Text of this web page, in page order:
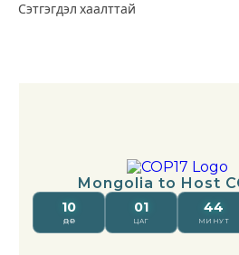
Сэтгэгдэл хаалттай